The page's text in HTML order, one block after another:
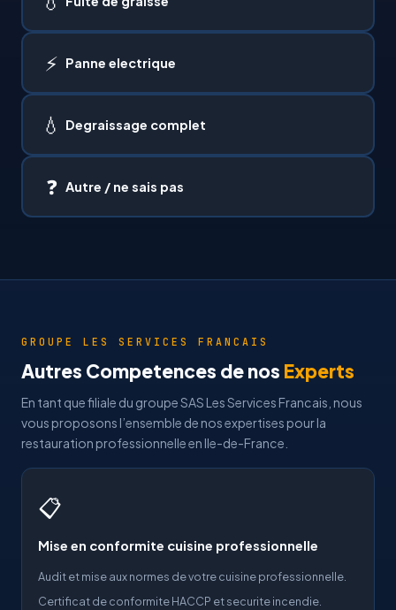
⚡ Panne electrique
💧 Degraissage complet
❓ Autre / ne sais pas
GROUPE LES SERVICES FRANCAIS
Autres Competences de nos Experts
En tant que filiale du groupe SAS Les Services Francais, nous
vous proposons l’ensemble de nos expertises pour la
restauration professionnelle en Ile-de-France.
📋
Mise en conformite cuisine professionnelle
Audit et mise aux normes de votre cuisine professionnelle.
Certificat de conformite HACCP et securite incendie.